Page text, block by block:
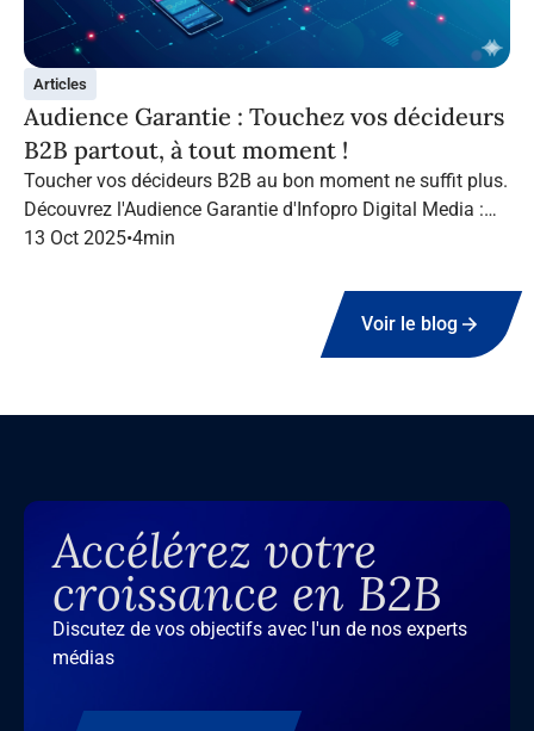
Articles
Audience Garantie : Touchez vos décideurs
B2B partout, à tout moment !
Toucher vos décideurs B2B au bon moment ne suffit plus.
Découvrez l'Audience Garantie d'Infopro Digital Media :
suivez vos cibles tout au long de leur navigation, quel que
13 Oct 2025•4min
Voir le blog
Accélérez votre
croissance en B2B
Discutez de vos objectifs avec l'un de nos experts
médias